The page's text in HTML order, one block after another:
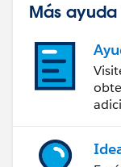
Más ayuda